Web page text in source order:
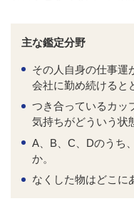
主な鑑定分野
その人自身の仕事運
会社に勤め続けると
つき合っているカッ
気持ちがどういう状
A、B、C、Dのうち
か。
なくした物はどこに